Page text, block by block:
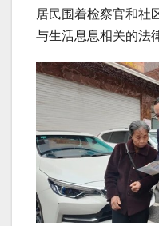
居民围着检察官和社
与生活息息相关的法